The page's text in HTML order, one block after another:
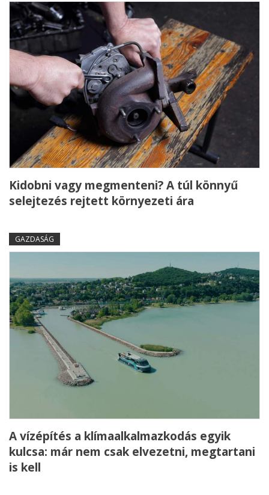
Kidobni vagy megmenteni? A túl könnyű
selejtezés rejtett környezeti ára
GAZDASÁG
A vízépítés a klímaalkalmazkodás egyik
kulcsa: már nem csak elvezetni, megtartani
is kell